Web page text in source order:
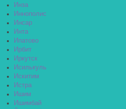
Инза
Иннополис
Инсар
Инта
Ипатово
Ирбит
Иркутск
Исилькуль
Искитим
Истра
Ишим
Ишимбай